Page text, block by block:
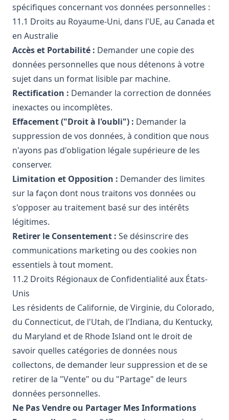
spécifiques concernant vos données personnelles :
11.1 Droits au Royaume-Uni, dans l'UE, au Canada et
en Australie
Accès et Portabilité : Demander une copie des
données personnelles que nous détenons à votre
sujet dans un format lisible par machine.
Rectification : Demander la correction de données
inexactes ou incomplètes.
Effacement ("Droit à l'oubli") : Demander la
suppression de vos données, à condition que nous
n'ayons pas d'obligation légale supérieure de les
conserver.
Limitation et Opposition : Demander des limites
sur la façon dont nous traitons vos données ou
s'opposer au traitement basé sur des intérêts
légitimes.
Retirer le Consentement : Se désinscrire des
communications marketing ou des cookies non
essentiels à tout moment.
11.2 Droits Régionaux de Confidentialité aux États-
Unis
Les résidents de Californie, de Virginie, du Colorado,
du Connecticut, de l'Utah, de l'Indiana, du Kentucky,
du Maryland et de Rhode Island ont le droit de
savoir quelles catégories de données nous
collectons, de demander leur suppression et de se
retirer de la "Vente" ou du "Partage" de leurs
données personnelles.
Ne Pas Vendre ou Partager Mes Informations